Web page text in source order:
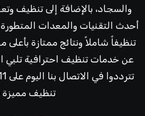
والسجاد، بالإضافة إلى تنظيف
أحدث التقنيات والمعدات
تنظيفاً شاملاً ونتائج ممتازة بأعلى
عن خدمات تنظيف احترافية تلبي
تنظيف